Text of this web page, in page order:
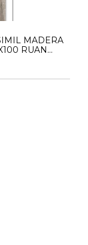
MADERA
RUAN